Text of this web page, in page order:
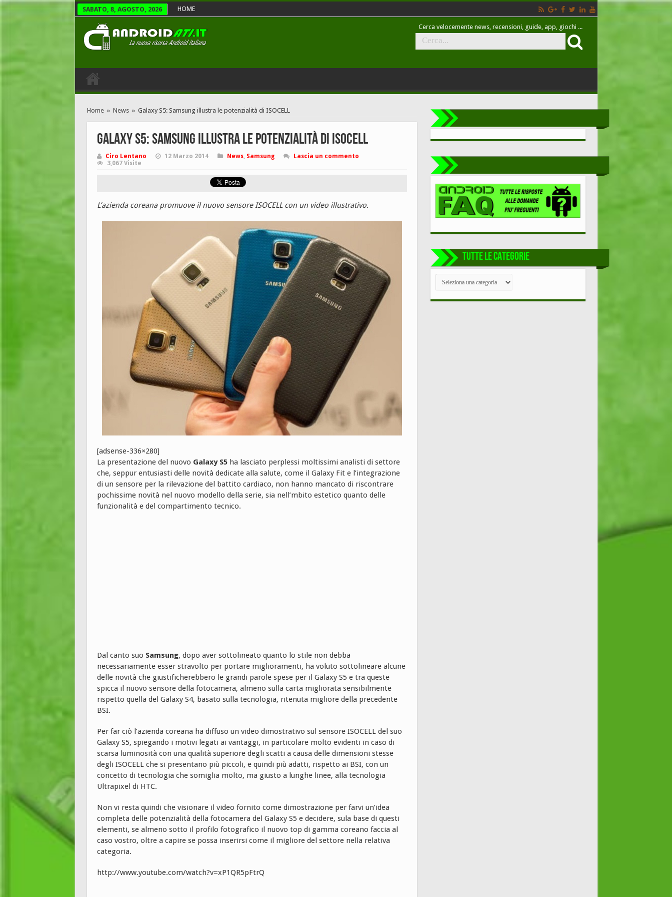
SABATO, 8, AGOSTO, 2026 HOME
Cerca velocemente news, recensioni, guide, app, giochi ...
Home » News » Galaxy S5: Samsung illustra le potenzialità di ISOCELL
Galaxy S5: Samsung illustra le potenzialità di ISOCELL
Ciro Lentano 12 Marzo 2014 News, Samsung
Lascia un commento
3,067 Visite
L’azienda coreana promuove il nuovo sensore ISOCELL con un video illustrativo.
[adsense-336×280]
La presentazione del nuovo Galaxy S5ha lasciato perplessi moltissimi analisti di settore
che, seppur entusiasti delle novità dedicate alla salute, come il Galaxy Fit e l’integrazione
di un sensore per la rilevazione del battito cardiaco, non hanno mancato di riscontrare
pochissime novità nel nuovo modello della serie, sia nell’mbito estetico quanto delle
funzionalità e del compartimento tecnico.
Dal canto suo Samsung, dopo aver sottolineato quanto lo stile non debba
necessariamente esser stravolto per portare miglioramenti, ha voluto sottolineare alcune
delle novità che giustificherebbero le grandi parole spese per il Galaxy S5 e tra queste
spicca il nuovo sensore della fotocamera, almeno sulla carta migliorata sensibilmente
rispetto quella del Galaxy S4, basato sulla tecnologia, ritenuta migliore della precedente
BSI.
Per far ciò l’azienda coreana ha diffuso un video dimostrativo sul sensore ISOCELL del suo
Galaxy S5, spiegando i motivi legati ai vantaggi, in particolare molto evidenti in caso di
scarsa luminosità con una qualità superiore degli scatti a causa delle dimensioni stesse
degli ISOCELL che si presentano più piccoli, e quindi più adatti, rispetto ai BSI, con un
concetto di tecnologia che somiglia molto, ma giusto a lunghe linee, alla tecnologia
Ultrapixel di HTC.
Non vi resta quindi che visionare il video fornito come dimostrazione per farvi un’idea
completa delle potenzialità della fotocamera del Galaxy S5 e decidere, sula base di questi
elementi, se almeno sotto il profilo fotografico il nuovo top di gamma coreano faccia al
caso vostro, oltre a capire se possa inserirsi come il migliore del settore nella relativa
categoria.
http://www.youtube.com/watch?v=xP1QR5pFtrQ
TUTTE LE CATEGORIE
TUTTE
CATEGORIE